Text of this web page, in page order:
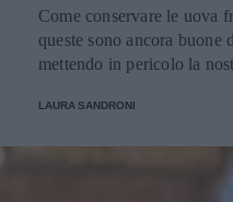
Come conservare le uova
queste sono ancora buone
mettendo in pericolo la
LAURA SANDRONI